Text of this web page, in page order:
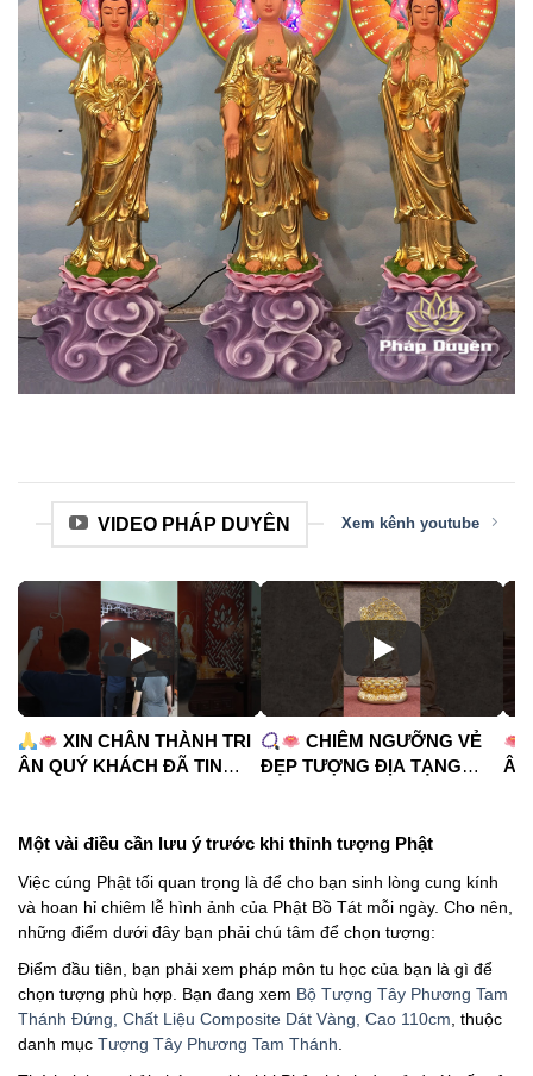
VIDEO PHÁP DUYÊN Xem kênh youtube
XIN CHÂN THÀNH TRI
ÂN QUÝ KHÁCH ĐÃ TIN
#tuongphat #bantho
CHIÊM NGƯỠNG VẺ
ĐẸP TƯỢNG ĐỊA TẠNG
#tuongphat
Một vài điều cần lưu ý trước khi thỉnh tượng Phật
Việc cúng Phật tối quan trọng là để cho bạn sinh lòng cung kính
và hoan hỉ chiêm lễ hình ảnh của Phật Bồ Tát mỗi ngày. Cho nên,
những điểm dưới đây bạn phải chú tâm để chọn tượng:
Điểm đầu tiên, bạn phải xem pháp môn tu học của bạn là gì để
chọn tượng phù hợp. Bạn đang xem Bộ Tượng Tây Phương Tam
Thánh Đứng, Chất Liệu Composite Dát Vàng, Cao 110cm , thuộc
danh mục Tượng Tây Phương Tam Thánh